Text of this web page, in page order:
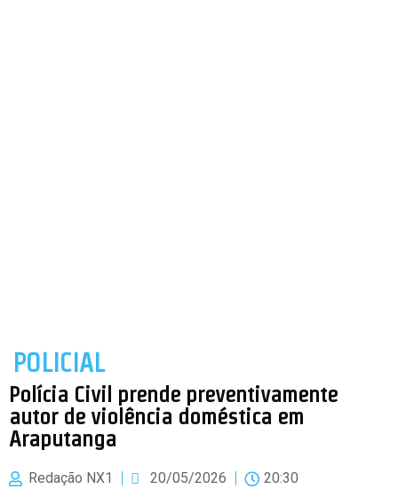
POLICIAL
Polícia Civil prende preventivamente
autor de violência doméstica em
Araputanga
Redação NX1 20/05/2026 20:30